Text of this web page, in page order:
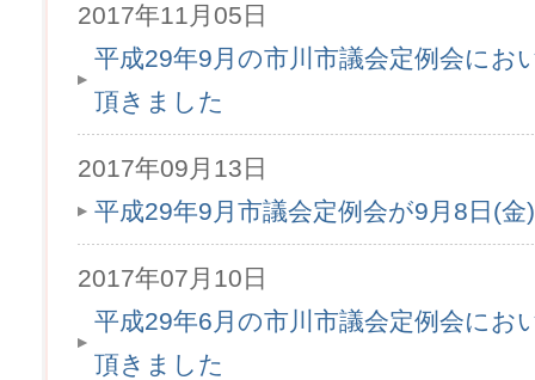
2017年11月05日
平成29年9月の市川市議会定例会にお
頂きました
2017年09月13日
平成29年9月市議会定例会が9月8日(
2017年07月10日
平成29年6月の市川市議会定例会にお
頂きました